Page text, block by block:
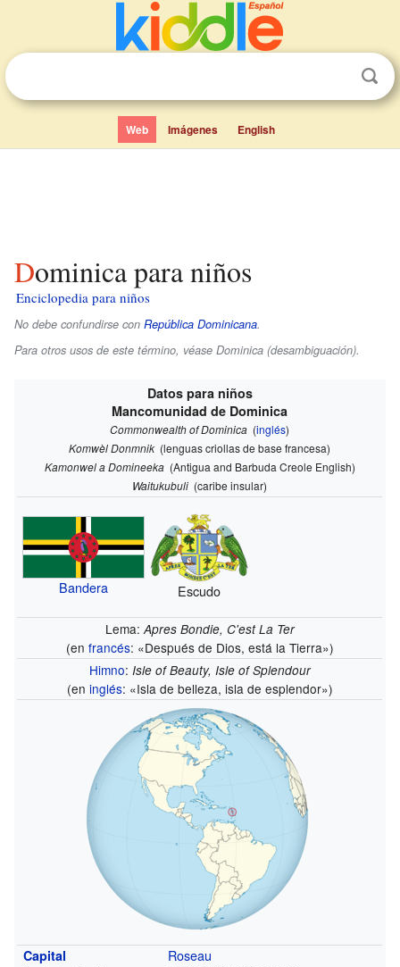
Web Imágenes English
Dominica para niños
Enciclopedia para niños
No debe confundirse con República Dominicana.
Para otros usos de este término, véase Dominica (desambiguación).
Datos para niños
Mancomunidad de Dominica
Commonwealth of Dominica (inglés)
Komwèl Donmnik (lenguas criollas de base francesa)
Kamonwel a Domineeka (Antigua and Barbuda Creole English)
Waitukubuli (caribe insular)
Bandera Escudo
Lema:Apres Bondie, C'est La Ter
(en francés: «Después de Dios, está la Tierra»)
Himno: Isle of Beauty, Isle of Splendour
(en inglés: «Isla de belleza, isla de esplendor»)
Capital
Roseau